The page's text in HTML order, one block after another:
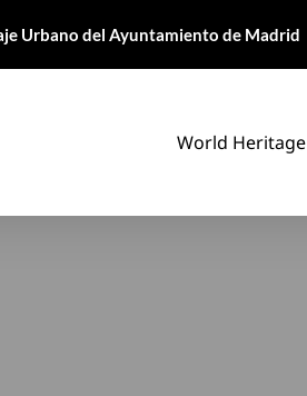
Urbano del Ayuntamiento de Madrid
World Heritage